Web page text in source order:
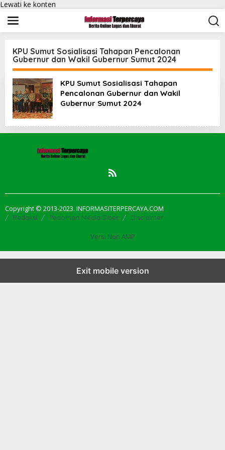
Lewati ke konten
KPU Sumut Sosialisasi Tahapan Pencalonan
Gubernur dan Wakil Gubernur Sumut 2024
KPU Sumut Sosialisasi Tahapan
Pencalonan Gubernur dan Wakil
Gubernur Sumut 2024
Copyright © 2013-2023. INFORMASITERPERCAYA.COM
Redaksi Pedoman Media Siber Disclaimer
Versi Non AMP
Exit mobile version